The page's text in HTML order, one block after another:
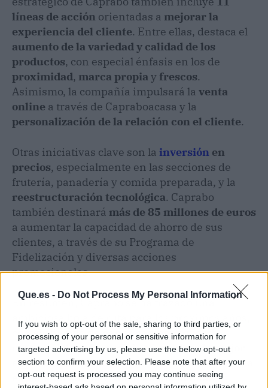
Que.es - Do Not Process My Personal Information
If you wish to opt-out of the sale, sharing to third parties, or
processing of your personal or sensitive information for
targeted advertising by us, please use the below opt-out
section to confirm your selection. Please note that after your
opt-out request is processed you may continue seeing
líneas de acción orientadas a mejorar la
experiencia del cliente. Entre ellas, destaca el
aumento de la variedad y calidad de los
productos, con especial énfasis en los de
proximidad, marca propia y frescos.
Asimismo, la compañía impulsará la venta
online a través de Capraboacasa y la
personalización de la relación con el cliente.
Otras iniciativas clave son la inversión en
precios, especialmente en las secciones de
frutería, panadería y comida preparada, y la
reestructuración tecnológica. Caprabo
también destinará más de 85 millones de euros
a aumentar la capacidad de ahorro de sus
clientes, a través de su Programa de
Fidelización y diversas acciones
promocionales.
En resumen, Caprabo se ha trazado una
ambiciosa hoja de ruta para los próximos años,
con el objetivo deganar competitividad,
reconquistar el mercado e impulsar la mejor
experiencia de cliente. La combinación de una
expansión sóliday unatransformación